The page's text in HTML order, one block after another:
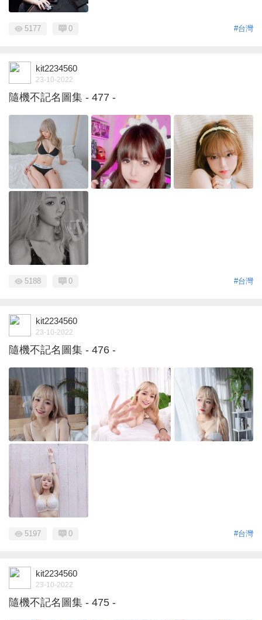
#台灣
5177 0
kit2234560
23-10-2022
隨機不記名圖集 - 477 -
#台灣
5188 0
kit2234560
23-10-2022
隨機不記名圖集 - 476 -
#台灣
5197 0
kit2234560
23-10-2022
隨機不記名圖集 - 475 -